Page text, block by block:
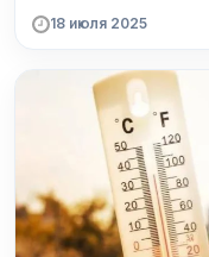
18 июля 2025